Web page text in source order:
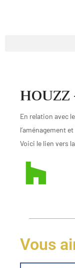
En relation avec
l’aménagement
Voici le lien vers
Vous